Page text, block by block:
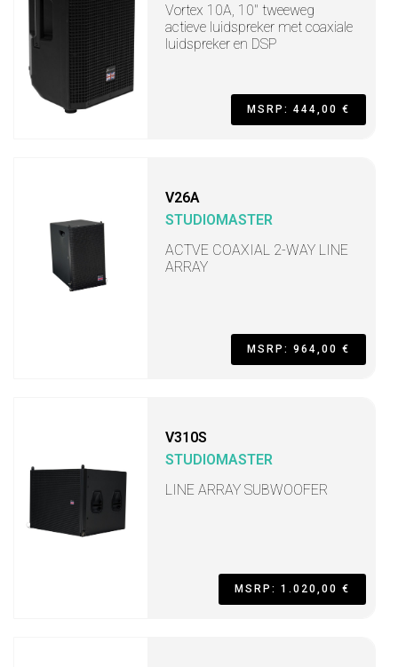
Vortex 10A, 10" tweeweg
actieve luidspreker met coaxiale
luidspreker en DSP
MSRP: 444,00 €
V26A
STUDIOMASTER
ACTVE COAXIAL 2-WAY LINE
ARRAY
MSRP: 964,00 €
V310S
STUDIOMASTER
LINE ARRAY SUBWOOFER
MSRP: 1.020,00 €